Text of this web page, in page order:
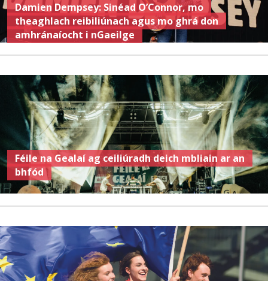
Damien Dempsey: Sinéad O’Connor, mo
theaghlach reibiliúnach agus mo ghrá don
amhránaíocht i nGaeilge
Féile na Gealaí ag ceiliúradh deich mbliain ar an
bhfód